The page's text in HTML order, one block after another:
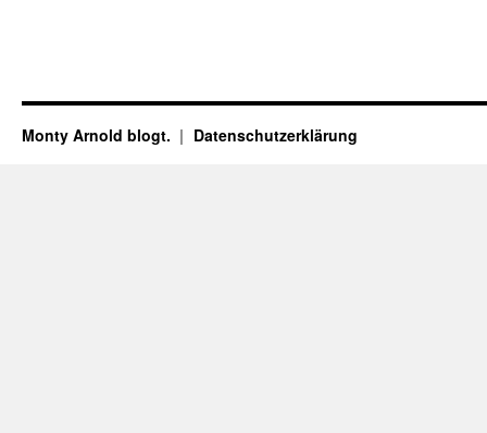
Monty Arnold blogt. Datenschutz­erklärung